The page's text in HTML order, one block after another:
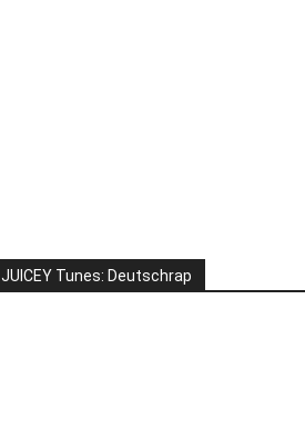
JUICEY Tunes: Deutschrap